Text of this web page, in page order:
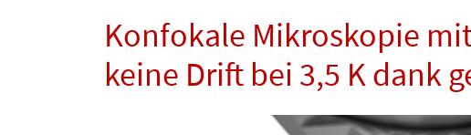
Konfokale Mikroskopie
keine Drift bei 3,5 K dank